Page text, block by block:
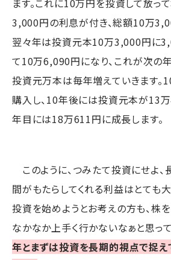
ます。これに10万円を投資して放っ
3,000円の利息が付き、総額10万
翌々年は投資元本10万3,000円に
て10万6,090円になり、これが次の
投資元万本は毎年増えていきます。
購入し、10年後には投資元本が13万
年目には18万611円に成長します。
このように、つみたて投資にせよ、
間がもたらしてくれる利益はとても
投資を始めようとお考えの方も、株
なかなか上手く行かないなぁと思っ
年とまずは投資を長期的視点で捉